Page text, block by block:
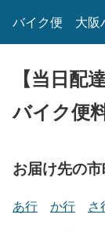
バイク便 大阪
【当日配
バイク便
お届け先の
あ行 か行 さ